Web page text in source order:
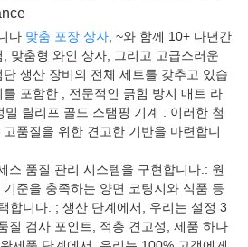
다 맞춤 포장 상자, ~와 함께 10+ 다년간
맞춤형 와인 상자, 그리고 고급스러운
생산 장비의 전체 ​​세트를 갖추고 있습
포함한 , 전문적인 긁힘 방지 매트 라
릴리프 골드 스탬핑 기계 . 이러한 첨
품질을 위한 견고한 기반을 마련합니
스 품질 관리 시스템을 구현합니다.: 원
준을 충족하는 양면 코팅지와 식품 등
합니다. ; 생산 단계에서, 우리는 설정 3
질 검사 포인트, 적층 견고성, 제품 하나